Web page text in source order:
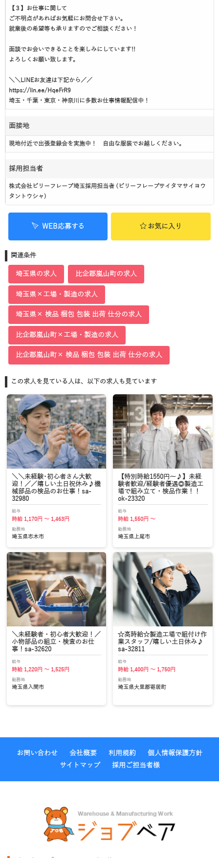
【３】お仕事に関して
ご不明点があればお気軽にお問合せ下さい。
就業後の希望等も承りますのでご相談ください！
面談でお会いできることを楽しみにしています!!
よろしくお願い致します。
＼＼LINEお友達は下記から／／
https://lin.ee/HqeFrR9
埼玉・千葉・東京・神奈川に多数お仕事情報配信中！
面接地
現地付近で出張登録会を実施中！ 自由な服装でお越しください。
採用担当者
株式会社ビリーフレーブ埼玉採用担当者 (ビリーフレーブサイタマサイヨウ
タントウシャ)
WEB応募する お気に入り
関連条件
埼玉県の求人 比企郡嵐山町の求人
埼玉県×工場・製造の求人
埼玉県× 検品 梱包 包装 出荷 仕分の求人
比企郡嵐山町×工場・製造の求人
比企郡嵐山町× 検品 梱包 包装 出荷 仕分の求人
この求人を見ている人は、以下の求人も見ています
＼＼未経験･初心者さん大歓
迎！／／嬉しい土日祝休み♪機
械部品の検品のお仕事！sa-
32980
給与
時給 1,170円 ～ 1,463円
勤務地
埼玉県志木市
【特別時給1550円～♪】未経
験者歓迎/経験者優遇◎製造工
場で組み立て・検品作業！！
ok-23320
給与
時給 1,550円 ～
勤務地
埼玉県上尾市
＼未経験者・初心者大歓迎！／
小物部品の組立・検査のお仕
事！sa-32620
給与
時給 1,220円 ～ 1,525円
勤務地
埼玉県入間市
☆高時給☆製造工場で組付け作
業スタッフ/嬉しい土日休み♪
sa-32811
給与
時給 1,400円 ～ 1,750円
勤務地
埼玉県大里郡寄居町
お問い合わせ 会社概要 利用規約
個人情報保護方針
サイトマップ
採用ご担当者様